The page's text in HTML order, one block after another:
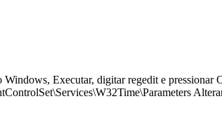
Executar, digitar regedit e pressionar